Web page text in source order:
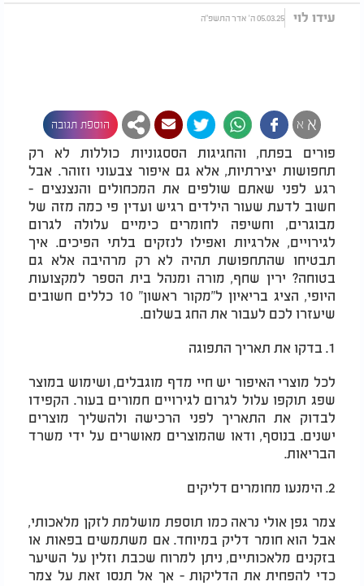
עידו לוי 05.03.25 ה' אדר התשפ"ה
א א הוספת תגובה
פורים בפתח, והחגיגות הססגוניות כוללות לא רק
תחפושות יצירתיות, אלא גם איפור צבעוני וזוהר. אבל
רגע לפני שאתם שולפים את המכחולים והנצנצים -
חשוב לדעת שעור הילדים רגיש ועדין פי כמה מזה של
מבוגרים, וחשיפה לחומרים כימיים עלולה לגרום
לגירויים, אלרגיות ואפילו לנזקים בלתי הפיכים. איך
תבטיחו שהתחפושת תהיה לא רק מרהיבה אלא גם
בטוחה? ירין שחף, מורה ומנהל בית הספר למקצועות
היופי, הציג בריאיון ל"מקור ראשון" 10 כללים חשובים
שיעזרו לכם לעבור את החג בשלום.
1. בדקו את תאריך התפוגה
לכל מוצרי האיפור יש חיי מדף מוגבלים, ושימוש במוצר
שפג תוקפו עלול לגרום לגירויים חמורים בעור. הקפידו
לבדוק את התאריך לפני הרכישה ולהשליך מוצרים
ישנים. בנוסף, ודאו שהמוצרים מאושרים על ידי משרד
הבריאות.
2. הימנעו מחומרים דליקים
צמר גפן אולי נראה כמו תוספת מושלמת לזקן מלאכותי,
אבל הוא חומר דליק במיוחד. אם משתמשים בפאות או
בזקנים מלאכותיים, ניתן למרוח שכבת וזלין על השיער
כדי להפחית את הדליקות - אך אל תנסו זאת על צמר